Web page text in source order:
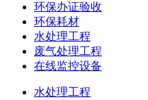
环保办证验收
环保耗材
水处理工程
废气处理工程
在线监控设备
水处理工程